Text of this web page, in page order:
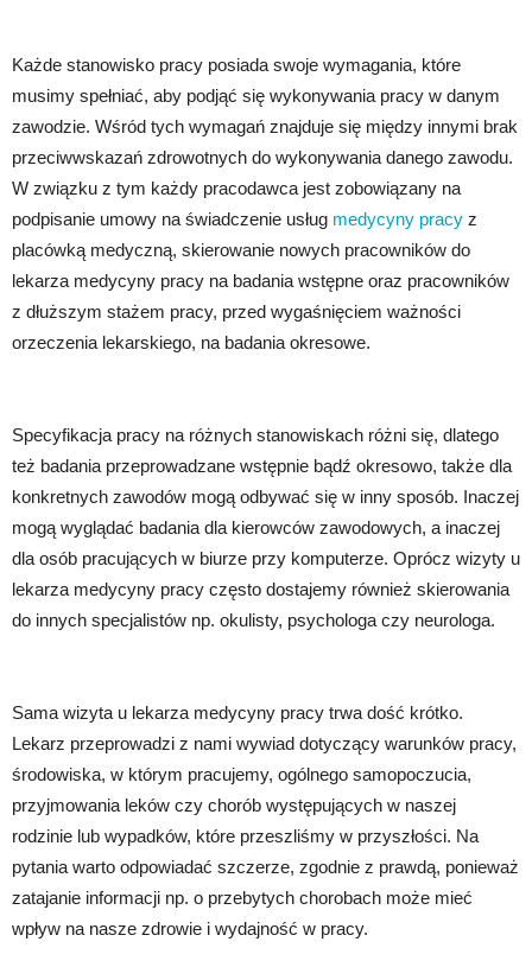
Każde stanowisko pracy posiada swoje wymagania, które
musimy spełniać, aby podjąć się wykonywania pracy w danym
zawodzie. Wśród tych wymagań znajduje się między innymi brak
przeciwwskazań zdrowotnych do wykonywania danego zawodu.
W związku z tym każdy pracodawca jest zobowiązany na
podpisanie umowy na świadczenie usług medycyny pracy z
placówką medyczną, skierowanie nowych pracowników do
lekarza medycyny pracy na badania wstępne oraz pracowników
z dłuższym stażem pracy, przed wygaśnięciem ważności
orzeczenia lekarskiego, na badania okresowe.
Specyfikacja pracy na różnych stanowiskach różni się, dlatego
też badania przeprowadzane wstępnie bądź okresowo, także dla
konkretnych zawodów mogą odbywać się w inny sposób. Inaczej
mogą wyglądać badania dla kierowców zawodowych, a inaczej
dla osób pracujących w biurze przy komputerze. Oprócz wizyty u
lekarza medycyny pracy często dostajemy również skierowania
do innych specjalistów np. okulisty, psychologa czy neurologa.
Sama wizyta u lekarza medycyny pracy trwa dość krótko.
Lekarz przeprowadzi z nami wywiad dotyczący warunków pracy,
środowiska, w którym pracujemy, ogólnego samopoczucia,
przyjmowania leków czy chorób występujących w naszej
rodzinie lub wypadków, które przeszliśmy w przyszłości. Na
pytania warto odpowiadać szczerze, zgodnie z prawdą, ponieważ
zatajanie informacji np. o przebytych chorobach może mieć
wpływ na nasze zdrowie i wydajność w pracy.